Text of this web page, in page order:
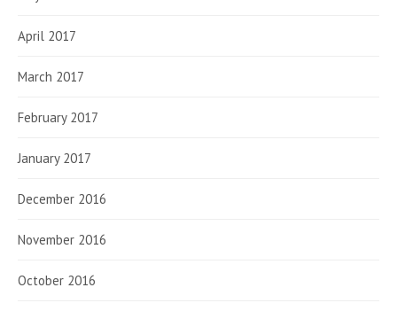
April 2017
March 2017
February 2017
January 2017
December 2016
November 2016
October 2016